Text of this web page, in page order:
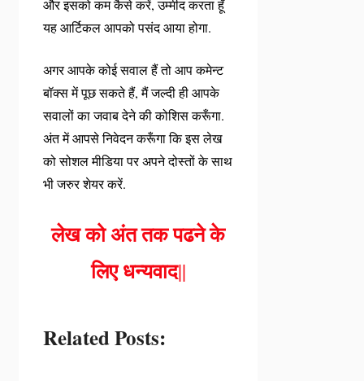
और इसको कम कैसे करें, उम्मीद करता हूँ
यह आर्टिकल आपको पसंद आया होगा.
अगर आपके कोई सवाल हैं तो आप कमेन्ट
बॉक्स में पूछ सकते हैं, मैं जल्दी ही आपके
सवालों का जवाब देने की कोशिस करूँगा.
अंत में आपसे निवेदन करूँगा कि इस लेख
को सोशल मीडिया पर अपने दोस्तों के साथ
भी जरुर शेयर करें.
लेख को अंत तक पढने के
लिए धन्यवाद||
Related Posts: